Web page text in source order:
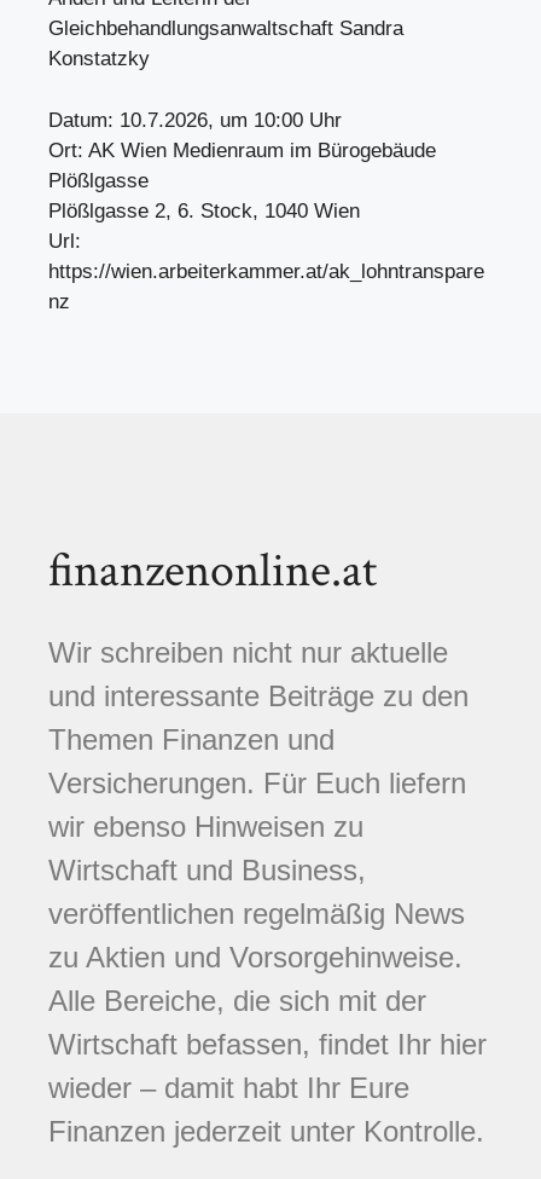
Gleichbehandlungsanwaltschaft Sandra
Konstatzky
Datum: 10.7.2026, um 10:00 Uhr
Ort: AK Wien Medienraum im Bürogebäude
Plößlgasse
Plößlgasse 2, 6. Stock, 1040 Wien
Url:
https://wien.arbeiterkammer.at/ak_lohntranspare
nz
finanzenonline.at
Wir schreiben nicht nur aktuelle
und interessante Beiträge zu den
Themen Finanzen und
Versicherungen. Für Euch liefern
wir ebenso Hinweisen zu
Wirtschaft und Business,
veröffentlichen regelmäßig News
zu Aktien und Vorsorgehinweise.
Alle Bereiche, die sich mit der
Wirtschaft befassen, findet Ihr hier
wieder – damit habt Ihr Eure
Finanzen jederzeit unter Kontrolle.